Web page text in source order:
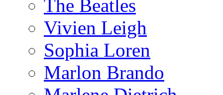
The Beatles
Vivien Leigh
Sophia Loren
Marlon Brando